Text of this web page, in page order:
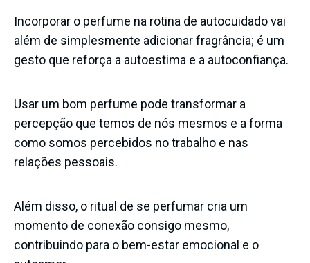
Incorporar o perfume na rotina de autocuidado vai
além de simplesmente adicionar fragrância; é um
gesto que reforça a autoestima e a autoconfiança.
Usar um bom perfume pode transformar a
percepção que temos de nós mesmos e a forma
como somos percebidos no trabalho e nas
relações pessoais.
Além disso, o ritual de se perfumar cria um
momento de conexão consigo mesmo,
contribuindo para o bem-estar emocional e o